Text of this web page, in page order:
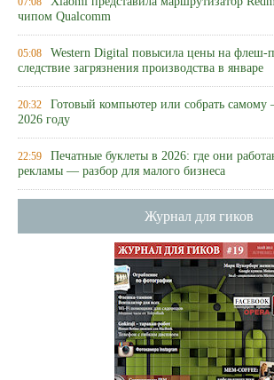
чипом Qualcomm
05:08 Western Digital повысила цены на флеш-
следствие загрязнения производства в январе
20:32 Готовый компьютер или собрать самому
2026 году
22:59 Печатные буклеты в 2026: где они
рекламы — разбор для малого бизнеса
Журнал для гиков